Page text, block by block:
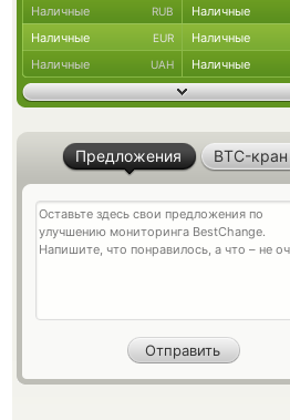
Наличные RUB Наличные
Наличные EUR Наличные
Наличные UAH Наличные
Предложения BTC-кран